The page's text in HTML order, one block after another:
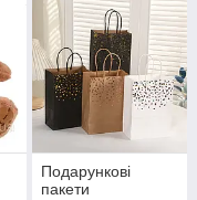
Подарункові
пакети